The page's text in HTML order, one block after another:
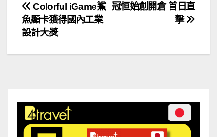
文
章
導
冠恒始創開倉 首日直
擊
Colorful iGame鯊
魚顯卡獲得國內工業
設計大獎